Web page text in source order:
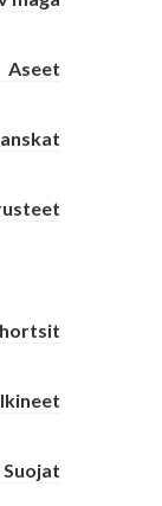
Aseet
Suojat